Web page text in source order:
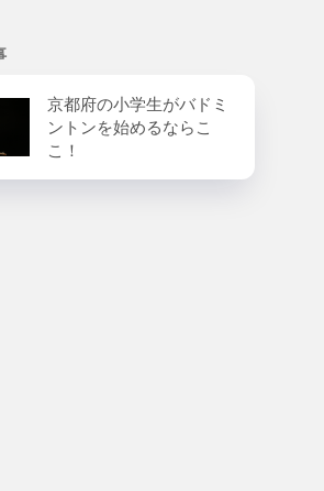
京都府の小学生がバドミ
ントンを始めるならこ
こ！